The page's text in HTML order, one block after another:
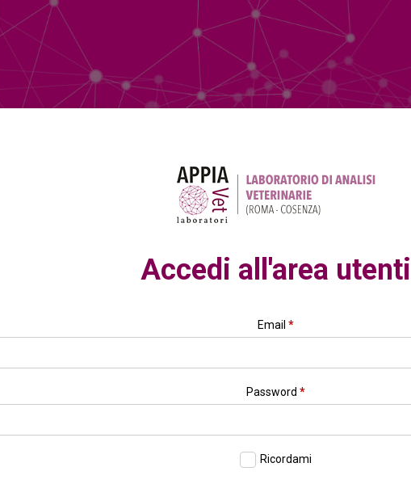
Accedi all'area utenti
Email *
Password *
Ricordami